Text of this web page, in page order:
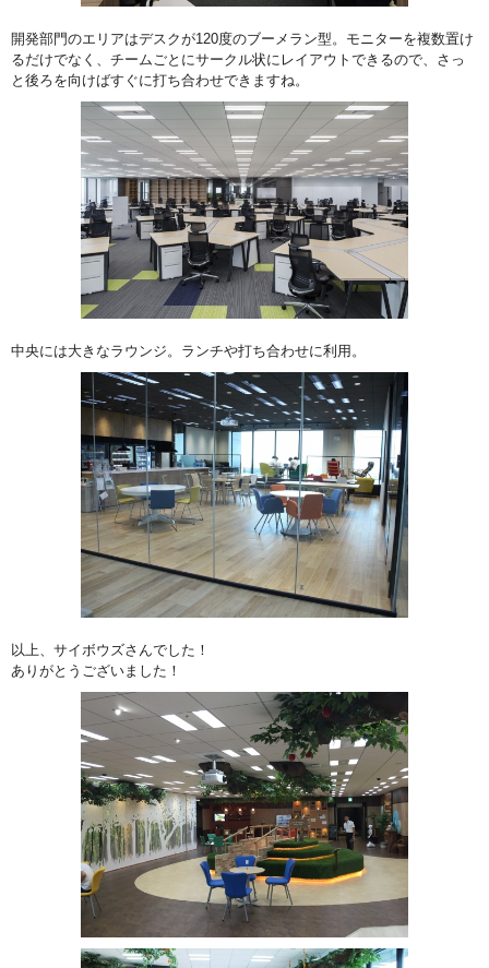
開発部門のエリアはデスクが120度のブーメラン型。モニターを複数置け
るだけでなく、チームごとにサークル状にレイアウトできるので、さっ
と後ろを向けばすぐに打ち合わせできますね。
中央には大きなラウンジ。ランチや打ち合わせに利用。
以上、サイボウズさんでした！
ありがとうございました！